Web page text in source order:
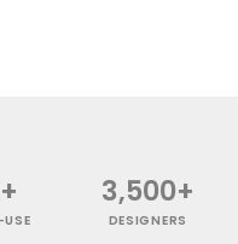
3,500+
DESIGNERS